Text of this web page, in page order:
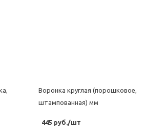
Воронка круглая (порошковое,
штампованная) мм
445 руб./шт